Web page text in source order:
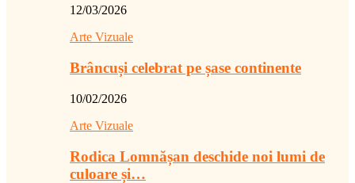
12/03/2026
Arte Vizuale
Brâncuși celebrat pe șase continente
10/02/2026
Arte Vizuale
Rodica Lomnășan deschide noi lumi de
culoare și…